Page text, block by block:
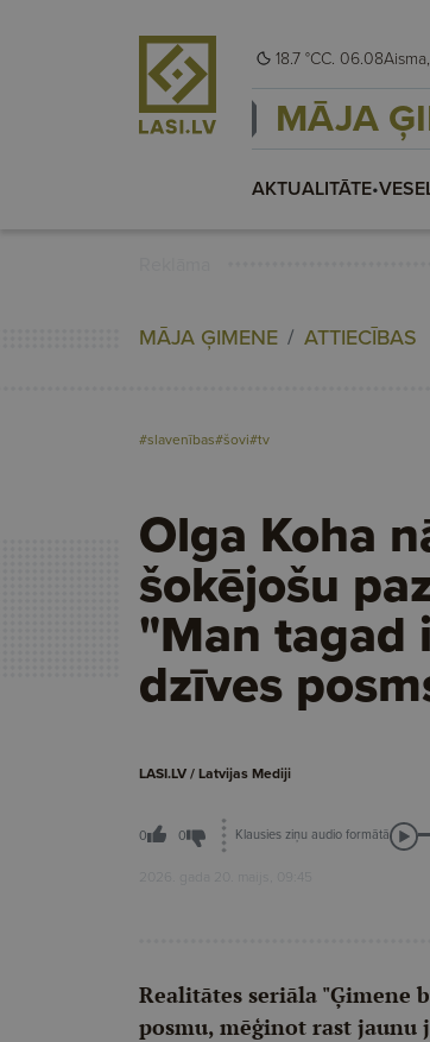
18.7 °CC. 06.08
MĀJA
AKTUALITĀTE•
MĀJA ĢIMENE ATTIECĪBAS
#slavenības#šovi#tv
Olga Koha
šokējošu
"Man tagad
dzīves
LASI.LV / Latvijas Mediji
0 0 Klausies ziņu audio formātā
2026. gada 20. maijs, 09:45
Realitātes seriāla "Ģimene
posmu, mēģinot rast jaunu